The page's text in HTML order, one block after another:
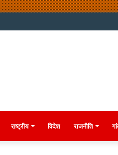
राष्ट्रीय विदेश राजनीति